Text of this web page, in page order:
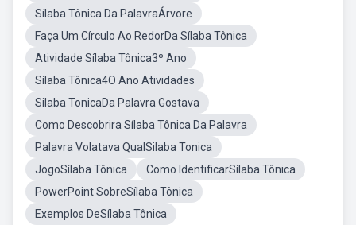
Sílaba Tônica Da PalavraÁrvore
Faça Um Círculo Ao RedorDa Sílaba Tônica
Atividade Sílaba Tônica3º Ano
Sílaba Tônica4O Ano Atividades
Silaba TonicaDa Palavra Gostava
Como Descobrira Sílaba Tônica Da Palavra
Palavra Volatava QualSilaba Tonica
JogoSílaba Tônica
Como IdentificarSílaba Tônica
PowerPoint SobreSílaba Tônica
Exemplos DeSílaba Tônica